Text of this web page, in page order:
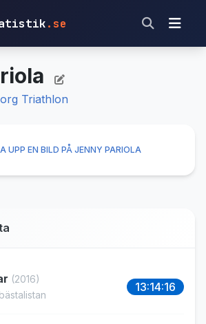
.se
Triathlon
(2016)
13:14:16
UPP EN BILD PÅ JENNY PARIOLA